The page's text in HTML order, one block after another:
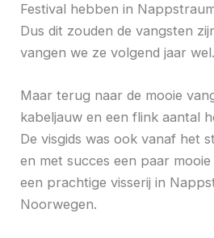
Festival hebben in
Dus dit zouden de vangsten
vangen we ze volgend jaar wel.
Maar terug naar de mooie
kabeljauw en een flink aantal
De visgids was ook vanaf het
en met succes een paar
een prachtige visserij in
Noorwegen.